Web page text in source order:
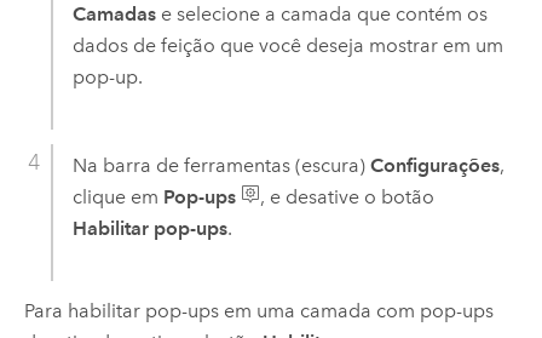
Camadase selecione a camada que contém os
dados de feição que você deseja mostrar em um
pop-up.
Na barra de ferramentas (escura) Configurações,
clique em Pop-ups
, e desative o botão
Habilitar pop-ups.
Para habilitar pop-ups em uma camada com pop-ups